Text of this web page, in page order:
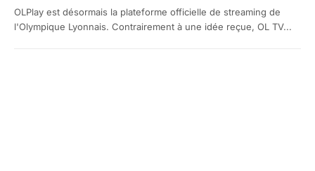
OLPlay est désormais la plateforme officielle de streaming de
l'Olympique Lyonnais. Contrairement à une idée reçue, OL TV...